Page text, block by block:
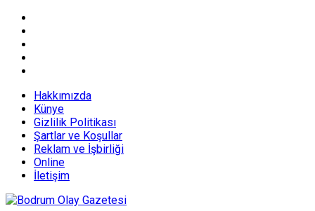
Hakkımızda
Künye
Gizlilik Politikası
Şartlar ve Koşullar
Reklam ve İşbirliği
Online
İletişim